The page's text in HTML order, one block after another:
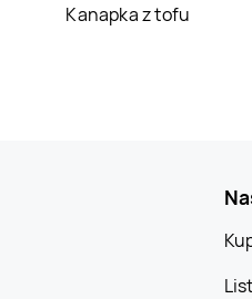
Kanapka z tofu